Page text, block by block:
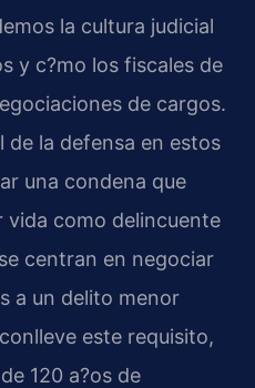
la cultura judicial
y c?mo los fiscales de
de cargos.
de la defensa en estos
una condena que
como delincuente
centran en negociar
a un delito menor
este requisito,
120 a?os de